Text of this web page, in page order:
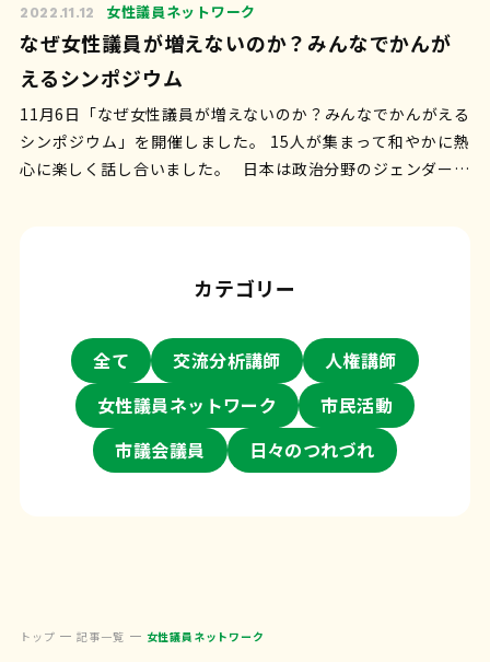
2022.11.12 女性議員ネットワーク
なぜ女性議員が増えないのか？みんなでかんが
えるシンポジウム
11月6日「なぜ女性議員が増えないのか？みんなでかんがえる
シンポジウム」を開催しました。 15人が集まって和やかに熱
心に楽しく話し合いました。 日本は政治分野のジェンダーギ
カテゴリー
全て 交流分析講師
人権講師
女性議員ネットワーク
市民活動
市議会議員
日々のつれづれ
トップ 記事一覧 女性議員ネットワーク